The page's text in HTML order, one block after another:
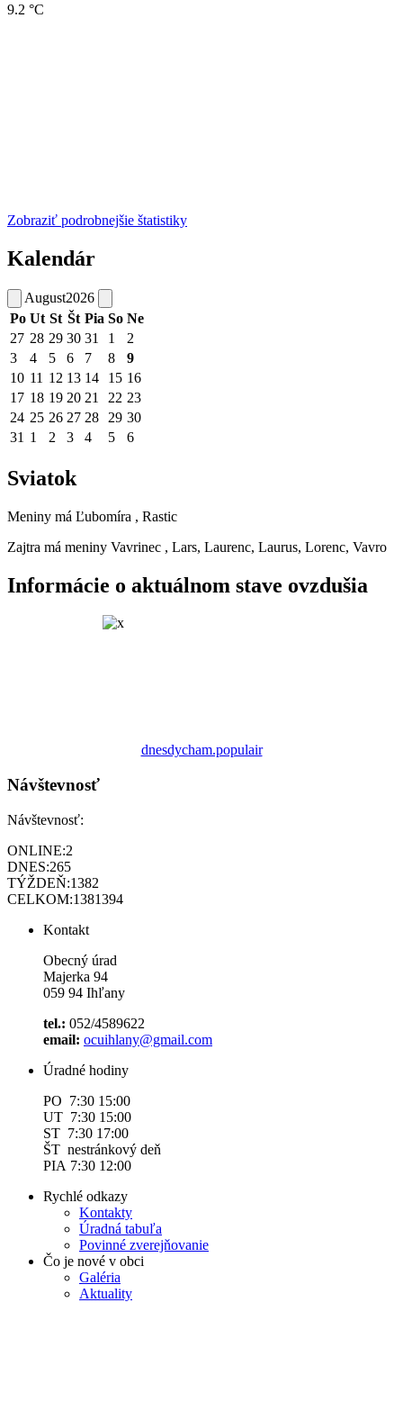
9.2 °C
Zobraziť podrobnejšie štatistiky
Kalendár
August2026
Po Ut St Št Pia So Ne
27 28 29 30 31 1
2
3
4 5 6 7 8
9
10 11 12 13 14 15 16
17 18 19 20 21 22 23
24 25 26 27 28 29 30
31 1 2 3 4 5 6
Sviatok
Meniny má Ľubomíra , Rastic
Zajtra má meniny Vavrinec , Lars, Laurenc, Laurus, Lorenc, Vavro
Informácie o aktuálnom stave ovzdušia
dnesdycham.populair
Návštevnosť
Návštevnosť:
ONLINE:2
DNES:265
TÝŽDEŇ:1382
CELKOM:1381394
Kontakt
Obecný úrad
Majerka 94
059 94 Ihľany
tel.: 052/4589622
email: ocuihlany@gmail.com
Úradné hodiny
PO 7:30 15:00
UT 7:30 15:00
ST 7:30 17:00
ŠT nestránkový deň
PIA 7:30 12:00
Rychlé odkazy
Kontakty
Úradná tabuľa
Povinné zverejňovanie
Čo je nové v obci
Galéria
Aktuality